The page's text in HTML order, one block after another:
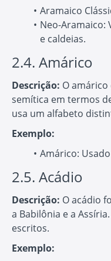
Aramaico
Neo-Aramaico:
e caldeias.
2.4. Amárico
Descrição: O
semítica em termos
usa um alfabeto
Exemplo:
Amárico:
2.5. Acádio
Descrição: O acádio
a Babilônia e a
escritos.
Exemplo: